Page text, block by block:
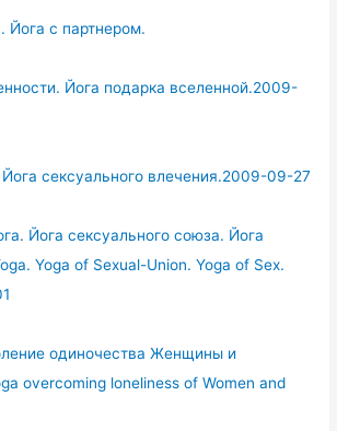
Йога с партнером.
Йога подарка вселенной.2009-
сексуального влечения.2009-09-27
Йога сексуального союза. Йога
Yoga of Sexual-Union. Yoga of Sex.
одиночества Женщины и
overcoming loneliness of Women and